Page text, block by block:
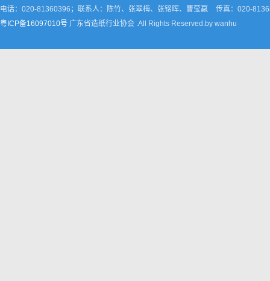
电话：020-81360396；联系人：陈竹、张翠梅、张铭晖、曹莹嬴
传真：020-
粤ICP备16097010号 广东省造纸行业协会 .All Rights Reserved.by wanhu